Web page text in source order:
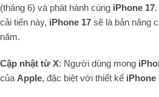
(tháng 6) và phát hành cùng iPhone 17
cải tiến này, iPhone 17 sẽ là bản nâng
năm.
Cập nhật từ X: Người dùng mong
củaApple, đặc biệt với thiết kế iPhone